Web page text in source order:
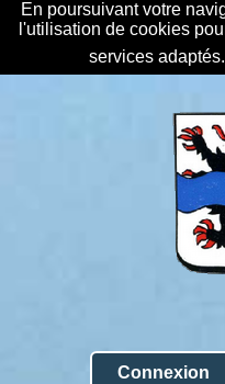
En poursuivant votre
l'utilisation de cookies
services adaptés.
Connexion